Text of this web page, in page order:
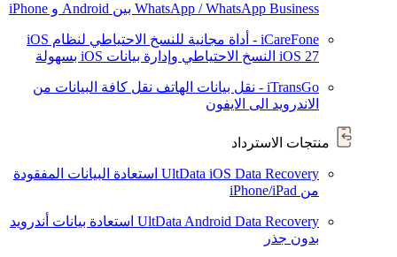
WhatsApp / WhatsApp Business بين Android و iPhone
iCareFone - أداة مجانية للنسخ الاحتياطي لنظام iOS
iOS 27 النسخ الاحتياطي وإدارة بيانات iOS بسهولة
iTransGo - نقل بيانات الهاتف
نقل كافة البيانات من
الاندرويد الى الايفون
منتجات الاسترداد
UltData iOS Data Recovery استعادة البيانات المفقودة
من iPhone/iPad
UltData Android Data Recovery استعادة بيانات أندرويد
بدون جذر